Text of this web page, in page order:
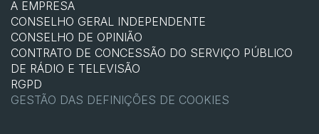
A EMPRESA
CONSELHO GERAL INDEPENDENTE
CONSELHO DE OPINIÃO
CONTRATO DE CONCESSÃO DO SERVIÇO PÚBLICO
DE RÁDIO E TELEVISÃO
RGPD
GESTÃO DAS DEFINIÇÕES DE COOKIES